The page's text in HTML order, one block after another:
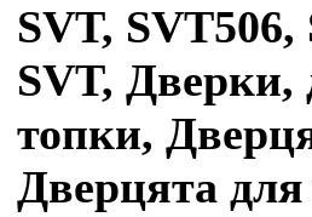
SVT,
SVT, Дверки,
топки,
Дверцята для